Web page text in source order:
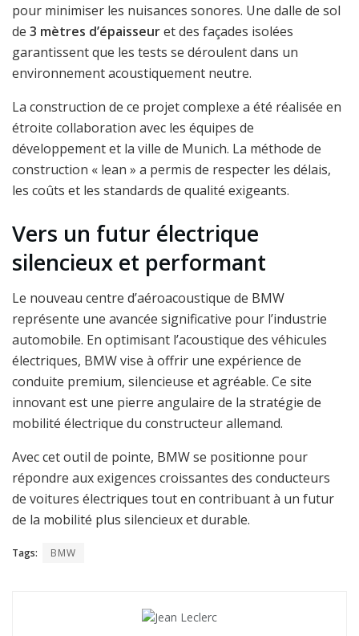
pour minimiser les nuisances sonores. Une dalle de sol
de 3 mètres d’épaisseuret des façades isolées
garantissent que les tests se déroulent dans un
environnement acoustiquement neutre.
La construction de ce projet complexe a été réalisée en
étroite collaboration avec les équipes de
développement et la ville de Munich. La méthode de
construction « lean » a permis de respecter les délais,
les coûts et les standards de qualité exigeants.
Vers un futur électrique
silencieux et performant
Le nouveau centre d’aéroacoustique de BMW
représente une avancée significative pour l’industrie
automobile. En optimisant l’acoustique des véhicules
électriques, BMW vise à offrir une expérience de
conduite premium, silencieuse et agréable. Ce site
innovant est une pierre angulaire de la stratégie de
mobilité électrique du constructeur allemand.
Avec cet outil de pointe, BMW se positionne pour
répondre aux exigences croissantes des conducteurs
de voitures électriques tout en contribuant à un futur
de la mobilité plus silencieux et durable.
Tags: BMW